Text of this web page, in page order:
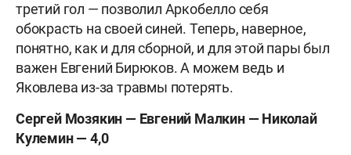
третий гол — позволил Аркобелло себя
обокрасть на своей синей. Теперь, наверное,
понятно, как и для сборной, и для этой пары был
важен Евгений Бирюков. А можем ведь и
Яковлева из-за травмы потерять.
Сергей Мозякин — Евгений Малкин — Николай
Кулемин — 4,0